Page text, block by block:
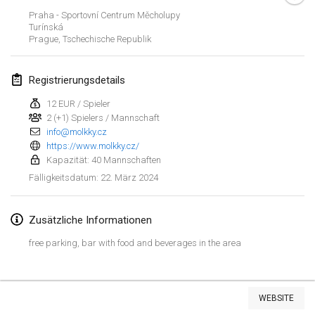
Liste anzeigen
Praha - Sportovní Centrum Měcholupy
Turínská
Prague, Tschechische Republik
Registrierungsdetails
12 EUR / Spieler
2 (+1) Spielers / Mannschaft
info@molkky.cz
https://www.molkky.cz/
Kapazität: 40 Mannschaften
Fälligkeitsdatum: 22. März 2024
Zusätzliche Informationen
free parking, bar with food and beverages in the area
WEBSITE
Tournoi de Mölkky - Lesfous Dubâtonvaigeois
SingeliDuppeli
27. Jan. 2024|Finnland
Februar 2024
US Mölkky Winter
SM HalliMölkky - Finnish Championship
3. Feb. 2024|Finnland